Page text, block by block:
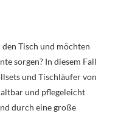
Tisch und möchten
sorgen? In diesem Fall
und Tischläufer von
und pflegeleicht
durch eine große